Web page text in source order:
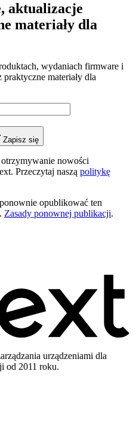
aktualizacje
materiały dla
wydaniach firmware i
materiały dla
Zapisz się
nowości
Przeczytaj naszą politykę
opublikować ten
Zasady ponownej publikacji.
urządzeniami dla
od 2011 roku.